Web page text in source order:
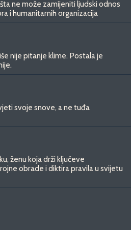
ne može zamijeniti ljudski odnos
i humanitarnih organizacija
nije pitanje klime. Postala je
svoje snove, a ne tuđa
ženu koja drži ključeve
obrade i diktira pravila u svijetu